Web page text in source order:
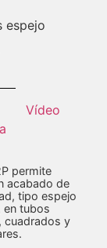
espejo
Vídeo
permite
acabado de
tipo espejo
en tubos
cuadrados y